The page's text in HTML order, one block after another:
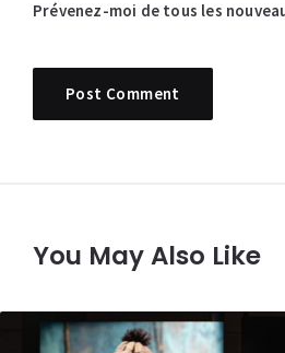
Prévenez-moi de tous les
You May Also Like